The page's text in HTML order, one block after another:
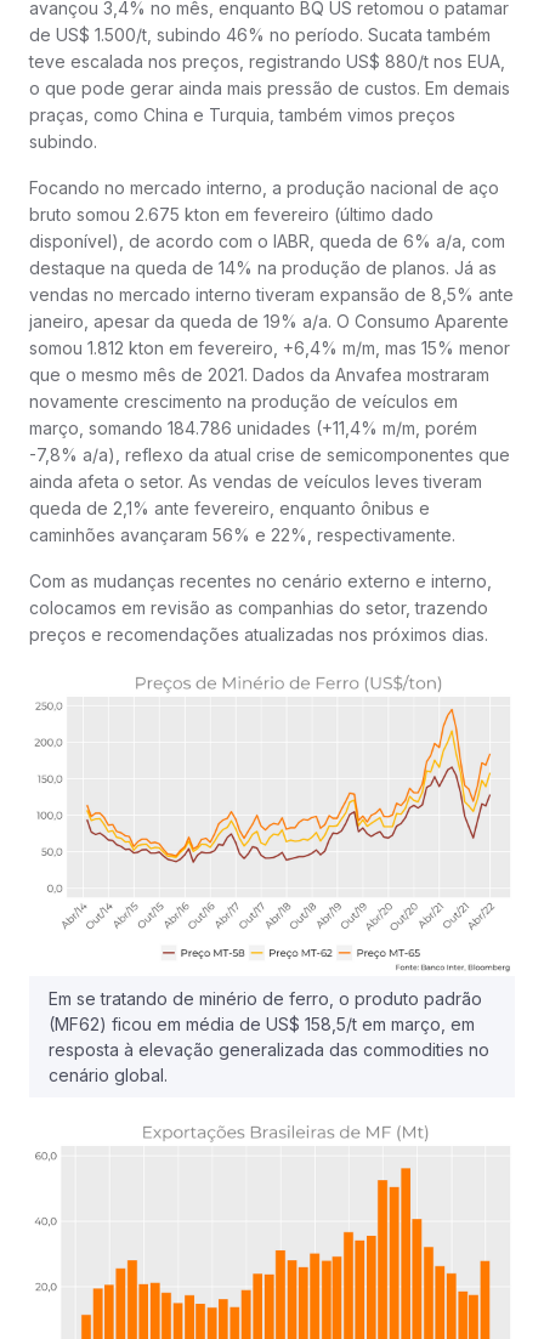
avançou 3,4% no mês, enquanto BQ US retomou o patamar
de US$ 1.500/t, subindo 46% no período. Sucata também
teve escalada nos preços, registrando US$ 880/t nos EUA,
o que pode gerar ainda mais pressão de custos. Em demais
praças, como China e Turquia, também vimos preços
subindo.
Focando no mercado interno, a produção nacional de aço
bruto somou 2.675 kton em fevereiro (último dado
disponível), de acordo com o IABR, queda de 6% a/a, com
destaque na queda de 14% na produção de planos. Já as
vendas no mercado interno tiveram expansão de 8,5% ante
janeiro, apesar da queda de 19% a/a. O Consumo Aparente
somou 1.812 kton em fevereiro, +6,4% m/m, mas 15% menor
que o mesmo mês de 2021. Dados da Anvafea mostraram
novamente crescimento na produção de veículos em
março, somando 184.786 unidades (+11,4% m/m, porém
-7,8% a/a), reflexo da atual crise de semicomponentes que
ainda afeta o setor. As vendas de veículos leves tiveram
queda de 2,1% ante fevereiro, enquanto ônibus e
caminhões avançaram 56% e 22%, respectivamente.
Com as mudanças recentes no cenário externo e interno,
colocamos em revisão as companhias do setor, trazendo
preços e recomendações atualizadas nos próximos dias.
Em se tratando de minério de ferro, o produto padrão
(MF62) ficou em média de US$ 158,5/t em março, em
resposta à elevação generalizada das commodities no
cenário global.